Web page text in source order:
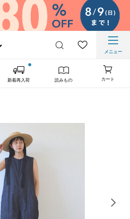
メニュー
新着再入荷 読みもの カート